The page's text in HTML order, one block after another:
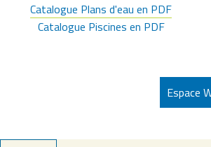
Catalogue Plans d'eau en PDF
Catalogue Piscines en PDF
Espace